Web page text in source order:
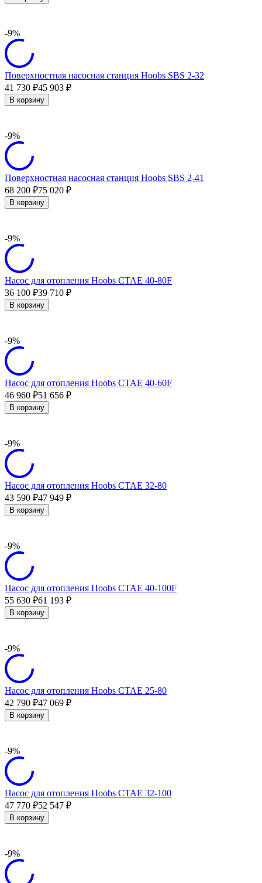
-9%
Поверхностная насосная станция Hoobs SBS 2-32
41 730 ₽45 903 ₽
В корзину
-9%
Поверхностная насосная станция Hoobs SBS 2-41
68 200 ₽75 020 ₽
В корзину
-9%
Насос для отопления Hoobs CTAE 40-80F
36 100 ₽39 710 ₽
В корзину
-9%
Насос для отопления Hoobs CTAE 40-60F
46 960 ₽51 656 ₽
В корзину
-9%
Насос для отопления Hoobs CTAE 32-80
43 590 ₽47 949 ₽
В корзину
-9%
Насос для отопления Hoobs CTAE 40-100F
55 630 ₽61 193 ₽
В корзину
-9%
Насос для отопления Hoobs CTAE 25-80
42 790 ₽47 069 ₽
В корзину
-9%
Насос для отопления Hoobs CTAE 32-100
47 770 ₽52 547 ₽
В корзину
-9%